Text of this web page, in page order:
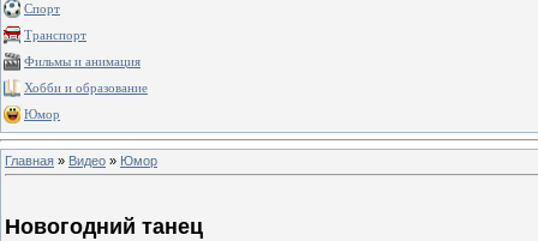
Спорт
Транспорт
Фильмы и анимация
Хобби и образование
Юмор
Главная » Видео » Юмор
Новогодний танец